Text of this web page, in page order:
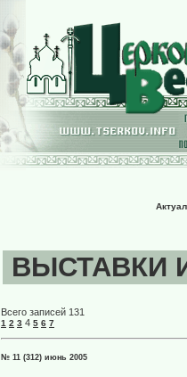
ВЫСТАВКИ
Всего записей 131
1 2 3 4 5 6 7
№ 11 (312) июнь 2005